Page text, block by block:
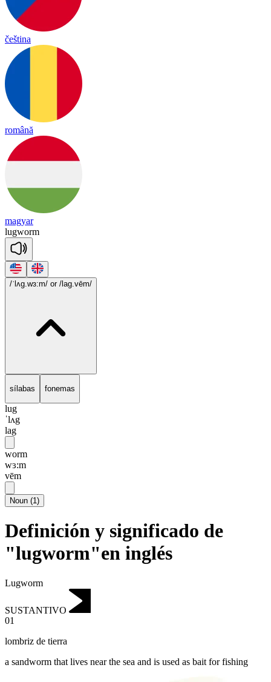
čeština
română
magyar
lugworm
/ˈlʌg.wɜ:m/ or /lag.vēm/
sílabas fonemas
lug
ˈlʌg
lag
worm
wɜ:m
vēm
Noun (1)
Definición y significado de
"lugworm"en inglés
Lugworm
SUSTANTIVO
01
lombriz de tierra
a sandworm that lives near the sea and is used as bait for fishing